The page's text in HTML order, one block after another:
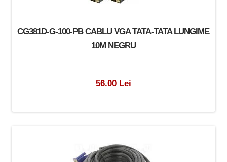
CG381D-G-100-PB CABLU VGA TATA-TATA LUNGIME
10M NEGRU
56.00 Lei